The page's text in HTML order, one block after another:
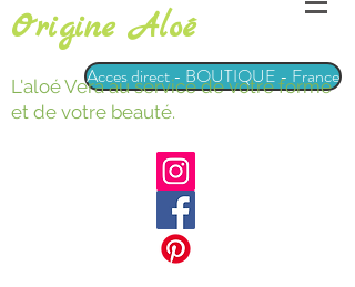
Acces direct - BOUTIQUE - France
Origine Aloé
L'aloé Vera au service de votre forme
et de votre beauté.